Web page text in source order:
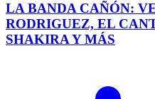
LA BANDA CAÑÓN:
RODRIGUEZ, EL
SHAKIRA Y MÁS